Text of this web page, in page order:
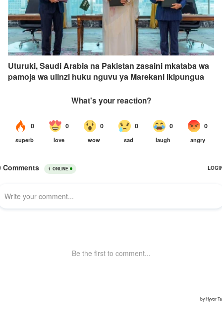
Uturuki, Saudi Arabia na Pakistan zasaini mkataba wa
pamoja wa ulinzi huku nguvu ya Marekani ikipungua